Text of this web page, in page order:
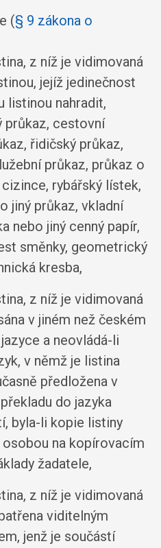
(§ 9 zákona o
z níž je vidimovaná
jejíž jedinečnost
listinou nahradit,
průkaz, cestovní
řidičský průkaz,
průkaz, průkaz o
rybářský lístek,
jiný průkaz, vkladní
nebo jiný cenný papír,
směnky, geometrický
kresba,
z níž je vidimovaná
v jiném než českém
a neovládá-li
v němž je listina
předložena v
do jazyka
byla-li kopie listiny
na kopírovacím
žadatele,
z níž je vidimovaná
viditelným
jenž je součástí